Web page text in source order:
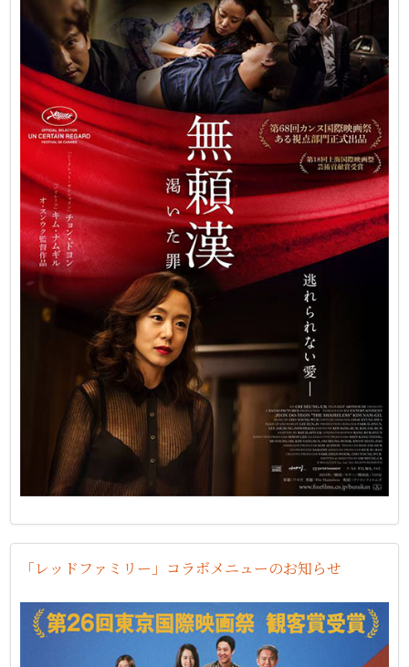
「レッドファミリー」コラボメニューのお知らせ